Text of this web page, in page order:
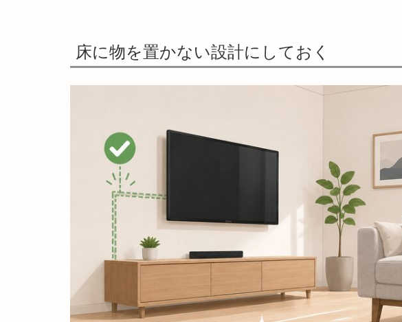
床に物を置かない設計にしておく